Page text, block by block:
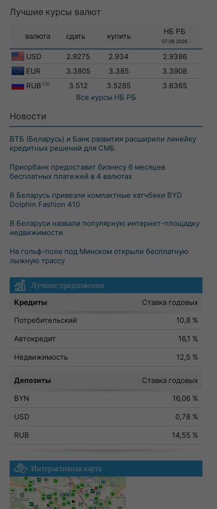
Лучшие курсы валют
валюта сдать купить
НБ РБ
07.08.2026
USD 2.9275 2.934
2.9386
EUR
3.3805 3.385
3.3908
RUB 100 3.512 3.5285
3.6365
Все курсы НБ РБ
Новости
ВТБ (Беларусь) и Банк развития расширили линейку
кредитных решений для СМБ
Приорбанк предоставит бизнесу 6 месяцев
бесплатных платежей в 4 валютах
В Беларусь привезли компактные хэтчбеки BYD
Dolphin Fashion 410
В Беларуси назвали популярную интернет-площадку
недвижимости
На гольф-поле под Минском открыли бесплатную
лыжную трассу
Лучшие предложения
Кредиты
Ставка годовых
Потребительский
10,8 %
Автокредит
16,1 %
Недвижимость
12,5 %
Депозиты
Ставка годовых
BYN
16,06 %
USD
0,78 %
RUB
14,55 %
Интерактивная карта